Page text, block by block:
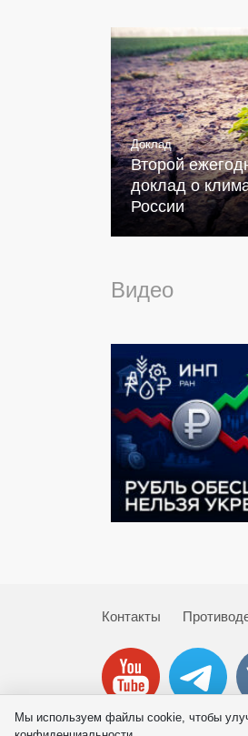
Доклад
Второй
доклад о
России
Видео
Контакты
© 2026 ИНП РАН
Мы используем файлы cookie, чтобы